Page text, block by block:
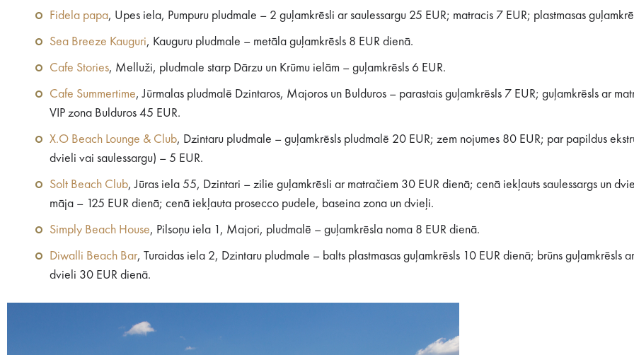
Fidela papa, Upes iela, Pumpuru pludmale – 2 guļamkrēsli ar saulessargu 25 EUR; matracis 7 EUR; plastmasas
Sea Breeze Kauguri, Kauguru pludmale – metāla guļamkrēsls 8 EUR dienā.
Cafe Stories, Melluži, pludmale starp Dārzu un Krūmu ielām – guļamkrēsls 6 EUR.
Cafe Summertime, Jūrmalas pludmalē Dzintaros, Majoros un Bulduros – parastais guļamkrēsls 7 EUR; guļamkrēsls ar
VIP zona Bulduros 45 EUR.
X.O Beach Lounge & Club, Dzintaru pludmale – guļamkrēsls pludmalē 20 EUR; zem nojumes 80 EUR; par papildus
dvieli vai saulessargu) – 5 EUR.
Solt Beach Club, Jūras iela 55, Dzintari – zilie guļamkrēsli ar matračiem 30 EUR dienā; cenā iekļauts saulessargs un
māja – 125 EUR dienā; cenā iekļauta prosecco pudele, baseina zona un dvieļi.
Simply Beach House, Pilsoņu iela 1, Majori, pludmalē – guļamkrēsla noma 8 EUR dienā.
Diwalli Beach Bar, Turaidas iela 2, Dzintaru pludmale – balts plastmasas guļamkrēsls 10 EUR dienā; brūns guļamkrēsls
dvieli 30 EUR dienā.